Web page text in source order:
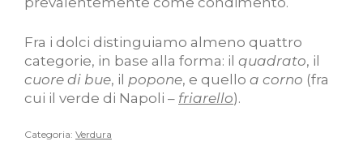
Fra i dolci distinguiamo almeno quattro
categorie, in base alla forma: il quadrato, il
cuore di bue, il popone, e quello a corno (fra
cui il verde di Napoli – friarello).
Categoria: Verdura